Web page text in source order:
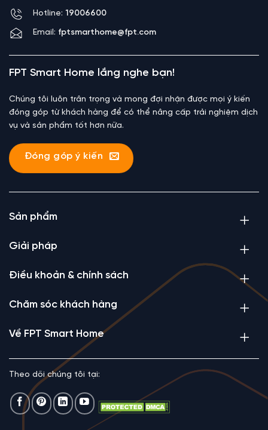
Hotline: 19006600
Email: fptsmarthome@fpt.com
FPT Smart Home lắng nghe bạn!
Chúng tôi luôn trân trọng và mong đợi nhận được mọi ý kiến
đóng góp từ khách hàng để có thể nâng cấp trải nghiệm dịch
vụ và sản phẩm tốt hơn nữa.
Đóng góp ý kiến
Sản phẩm
Giải pháp
Điều khoản & chính sách
Chăm sóc khách hàng
Về FPT Smart Home
Theo dõi chúng tôi tại: